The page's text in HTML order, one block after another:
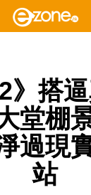
2》搭
堂棚
過現
站